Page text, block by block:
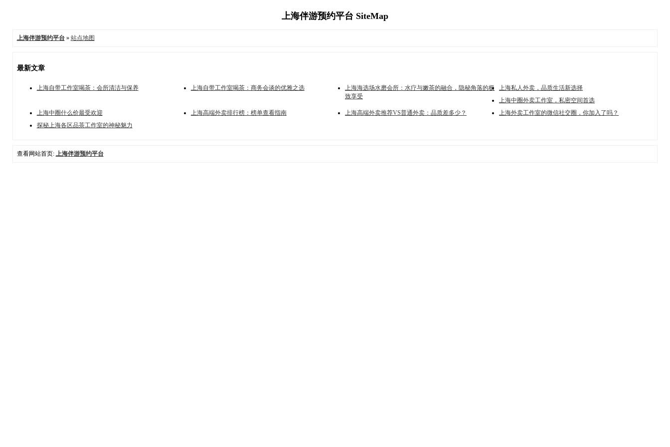
上海伴游预约平台 SiteMap
上海伴游预约平台» 站点地图
最新文章
上海自带工作室喝茶：会所清洁与保养 上海自带工作室喝茶：商务会谈的优雅之选
上海海选场水磨会所：水疗与嫩茶的融合，隐秘角落的极
致享受
上海私人外卖，品质生活新选择
上海中圈外卖工作室，私密空间首选
上海中圈什么价最受欢迎
上海高端外卖排行榜：榜单查看指南 上海高端外卖推荐VS普通外卖：品质差多少？
上海外卖工作室的微信社交圈，你加入了吗？
探秘上海各区品茶工作室的神秘魅力
查看网站首页: 上海伴游预约平台